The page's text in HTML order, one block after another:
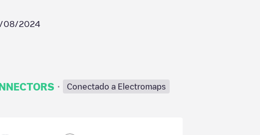
08/2024
· Conectado a Electromaps